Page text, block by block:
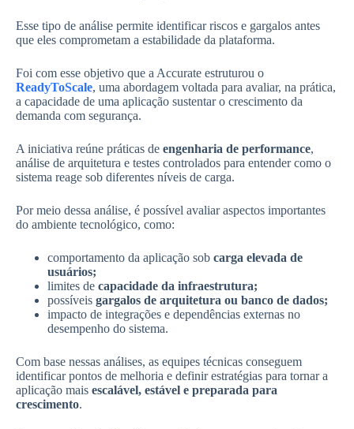
Esse tipo de análise permite identificar riscos e gargalos antes
que eles comprometam a estabilidade da plataforma.
Foi com esse objetivo que a Accurate estruturou o
ReadyToScale, uma abordagem voltada para avaliar, na prática,
a capacidade de uma aplicação sustentar o crescimento da
demanda com segurança.
A iniciativa reúne práticas de engenharia de performance,
análise de arquitetura e testes controlados para entender como o
sistema reage sob diferentes níveis de carga.
Por meio dessa análise, é possível avaliar aspectos importantes
do ambiente tecnológico, como:
comportamento da aplicação sob carga elevada de
usuários;
limites de capacidade da infraestrutura;
possíveis gargalos de arquitetura ou banco de dados;
impacto de integrações e dependências externas no
desempenho do sistema.
Com base nessas análises, as equipes técnicas conseguem
identificar pontos de melhoria e definir estratégias para tornar a
aplicação mais escalável, estável e preparada para
crescimento.